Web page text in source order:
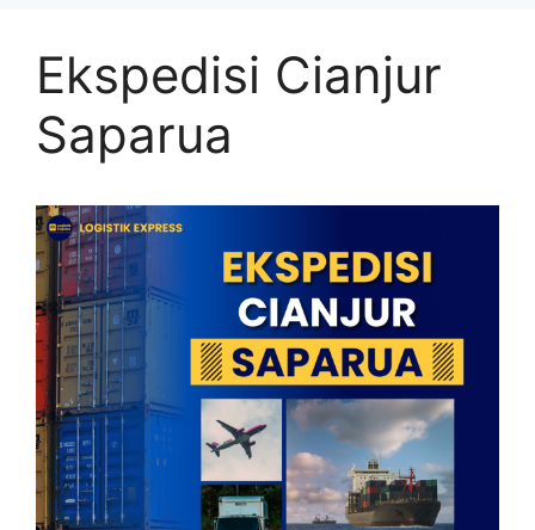
Ekspedisi Cianjur
Saparua